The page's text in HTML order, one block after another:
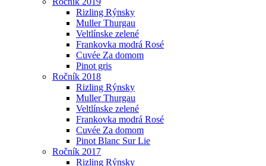
Rizling Rýnsky
Muller Thurgau
Veltlínske zelené
Frankovka modrá Rosé
Cuvée Za domom
Pinot gris
Ročník 2018
Rizling Rýnsky
Muller Thurgau
Veltlínske zelené
Frankovka modrá Rosé
Cuvée Za domom
Pinot Blanc Sur Lie
Ročník 2017
Rizling Rýnsky